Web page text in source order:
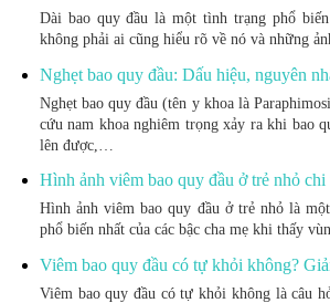
Dài bao quy đầu là một tình trạng phổ
không phải ai cũng hiểu rõ về nó và những
Nghẹt bao quy đầu: Dấu hiệu, nguyên
Nghẹt bao quy đầu (tên y khoa là
cứu nam khoa nghiêm trọng xảy ra khi bao
lên được,…
Hình ảnh viêm bao quy đầu ở trẻ nhỏ
Hình ảnh viêm bao quy đầu ở trẻ nhỏ là
phổ biến nhất của các bậc cha mẹ khi thấy
Viêm bao quy đầu có tự khỏi không?
Viêm bao quy đầu có tự khỏi không là câu